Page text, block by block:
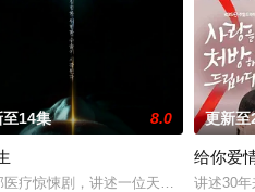
闻负责人的监查室王牌卢基俊（孔明饰
黄东万（具教焕 饰）在一群有出息的
至14集 8.0
医疗惊悚剧，讲述一位天才医生和他心
更新至
给你爱
讲述30年